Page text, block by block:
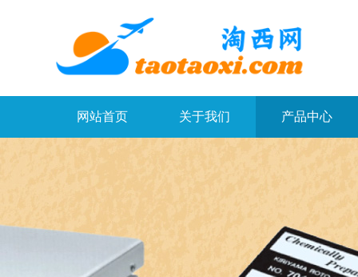
网站首页 关于我们 产品中心